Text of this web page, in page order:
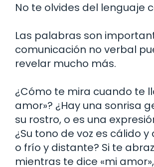
No te olvides del lenguaje
Las palabras son
comunicación no verbal
revelar mucho más.
¿Cómo te mira cuando te
amor»? ¿Hay una sonrisa
su rostro, o es una
¿Su tono de voz es cálido
o frío y distante? Si te
mientras te dice «mi